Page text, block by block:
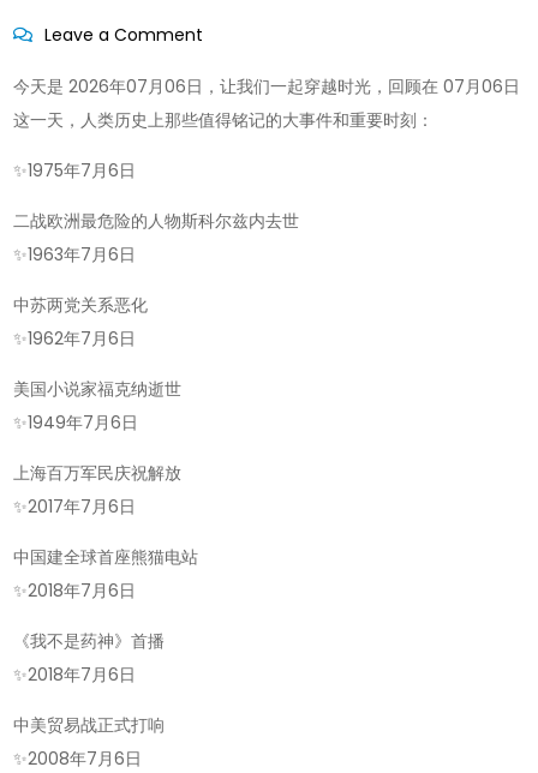
Leave a Comment
史
上
天-2026
今天是 2026年07月06日，让我们一起穿越时光，回顾在 07月06日
这一天，人类历史上那些值得铭记的大事件和重要时刻：
✨1975年7月6日
二战欧洲最危险的人物斯科尔兹内去世
✨1963年7月6日
中苏两党关系恶化
✨1962年7月6日
美国小说家福克纳逝世
✨1949年7月6日
上海百万军民庆祝解放
✨2017年7月6日
中国建全球首座熊猫电站
✨2018年7月6日
《我不是药神》首播
✨2018年7月6日
中美贸易战正式打响
✨2008年7月6日